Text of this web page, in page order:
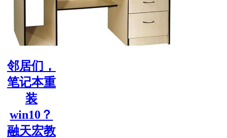
邻居们，
笔记本重
装
win10？
融天宏教